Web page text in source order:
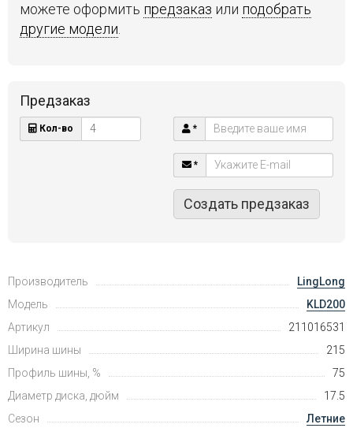
21:00
можете оформить предзаказ или подобрать
другие модели
Предзаказ
Кол-во *
*
Создать предзаказ
Производитель
LingLong
Модель
KLD200
Артикул
211016531
Ширина шины
215
Профиль шины, %
75
Диаметр диска, дюйм
17.5
Сезон
Летние